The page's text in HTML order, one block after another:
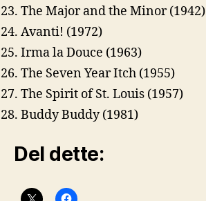
The Major and the Minor (1942)
Avanti! (1972)
Irma la Douce (1963)
The Seven Year Itch (1955)
The Spirit of St. Louis (1957)
Buddy Buddy (1981)
Del dette: